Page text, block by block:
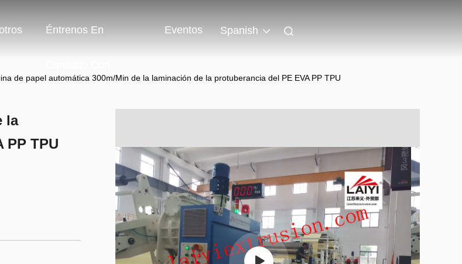
Éntrenos En Eventos Spanish
de papel automática 300m/Min de la laminación de la protuberancia del PE EVA PP TPU
la
PP TPU